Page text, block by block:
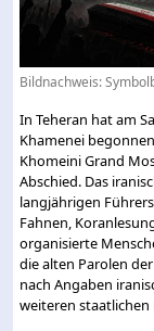
Bildnachweis:
In Teheran hat am
Khamenei
Khomeini Grand
Abschied. Das
langjährigen
Fahnen,
organisierte
die alten Parolen
nach Angaben
weiteren staatlichen